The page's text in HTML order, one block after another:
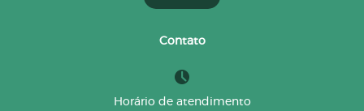
Contato
Horário de atendimento